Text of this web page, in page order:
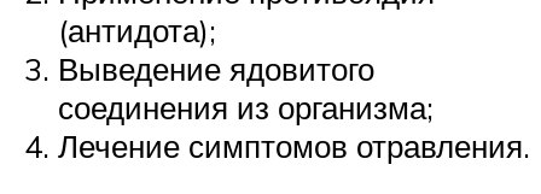
(антидота);
Выведение ядовитого
соединения из организма;
Лечение симптомов отравления.